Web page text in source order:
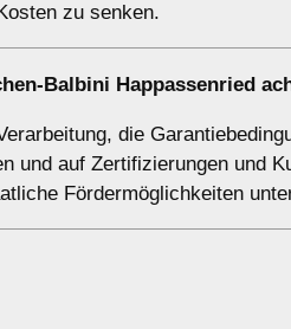
zu senken.
Balbini Happassenried
die
auf Zertifizierungen und
Fördermöglichkeiten